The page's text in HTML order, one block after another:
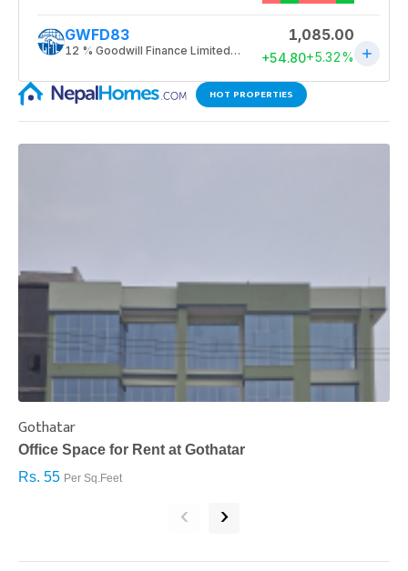
HOT PROPERTIES
Gothatar
Office Space for Rent at Gothatar
Rs. 55 Per Sq.Feet
‹ ›